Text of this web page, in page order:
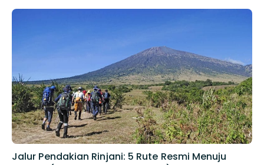
Jalur Pendakian Rinjani: 5 Rute Resmi Menuju